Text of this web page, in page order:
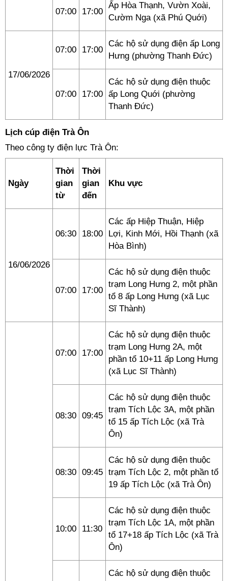
07:00 17:00
Ấp Hòa Thạnh, Vườn Xoài,
Cườm Nga (xã Phú Quới)
17/06/2026
07:00 17:00
Các hộ sử dụng điện ấp Long
Hưng (phường Thanh Đức)
07:00 17:00
Các hộ sử dụng điện thuộc
ấp Long Quới (phường
Thanh Đức)
Lịch cúp điện Trà Ôn
Theo công ty điện lực Trà Ôn:
Ngày
Thời
gian
từ
Thời
gian
đến
Khu vực
16/06/2026
06:30 18:00
Các ấp Hiệp Thuận, Hiệp
Lợi, Kinh Mới, Hồi Thạnh (xã
Hòa Bình)
07:00 17:00
Các hộ sử dụng điện thuộc
trạm Long Hưng 2, một phần
tổ 8 ấp Long Hưng (xã Lục
Sĩ Thành)
07:00 17:00
Các hộ sử dụng điện thuộc
trạm Long Hưng 2A, một
phần tổ 10+11 ấp Long Hưng
(xã Lục Sĩ Thành)
08:30 09:45
Các hộ sử dụng điện thuộc
trạm Tích Lộc 3A, một phần
tổ 15 ấp Tích Lộc (xã Trà
Ôn)
08:30 09:45
Các hộ sử dụng điện thuộc
trạm Tích Lộc 2, một phần tổ
19 ấp Tích Lộc (xã Trà Ôn)
10:00 11:30
Các hộ sử dụng điện thuộc
trạm Tích Lộc 1A, một phần
tổ 17+18 ấp Tích Lộc (xã Trà
Ôn)
Các hộ sử dụng điện thuộc